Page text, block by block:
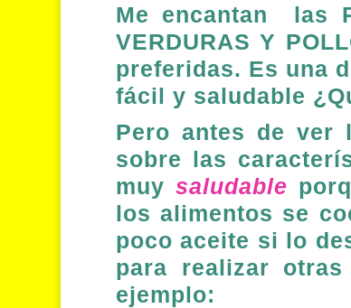
Me encantan las
VERDURAS Y
preferidas. Es una
fácil y saludable
Pero antes de ver
sobre las
muysaludable
los alimentos se
poco aceite si lo
para realizar
ejemplo: